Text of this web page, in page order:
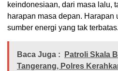
keindonesiaan, dari masa lalu,
harapan masa depan. Harapan
sumber energi yang tak terbatas.
Baca Juga :
Patroli Skala
Tangerang, Polres